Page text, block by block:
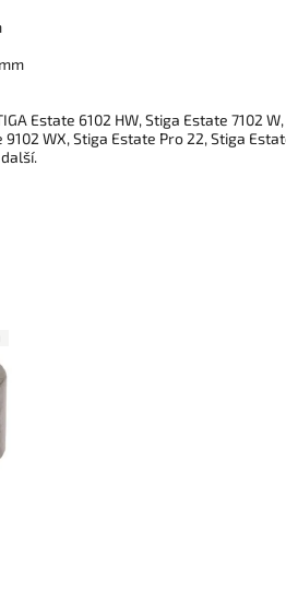
Estate 6102 HW, Stiga Estate 7102 W,
WX, Stiga Estate Pro 22, Stiga